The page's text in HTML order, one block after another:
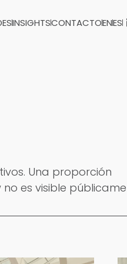
INSIGHTSCONTACTOENES
Una proporción
es visible